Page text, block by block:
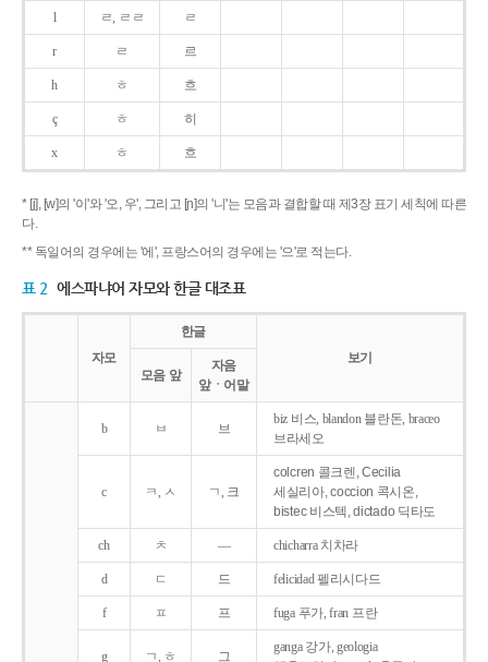
l ㄹ, ㄹㄹ ㄹ
r ㄹ 르
h ㅎ 흐
ç ㅎ 히
x ㅎ 흐
* [j], [w]의 '이'와 '오, 우', 그리고 [ɲ]의 '니'는 모음과 결합할 때 제3장 표기 세칙에 따른
다.
** 독일어의 경우에는 '에', 프랑스어의 경우에는 '으'로 적는다.
표 2 에스파냐어 자모와 한글 대조표
자모
한글
보기
모음 앞
자음
앞ㆍ어말
b ㅂ 브
biz 비스, blandon 블란돈, braceo
브라세오
c ㅋ, ㅅ ㄱ, 크
colcren 콜크렌, Cecilia
세실리아, coccion 콕시온,
bistec 비스텍, dictado 딕타도
ch ㅊ ― chicharra 치차라
d ㄷ 드 felicidad 펠리시다드
f ㅍ 프 fuga 푸가, fran 프란
g ㄱ, ㅎ 그
ganga 강가, geologia